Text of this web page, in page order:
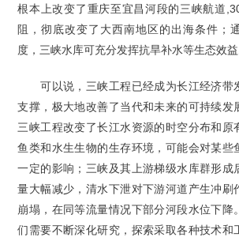
根本上改变了重庆至宜昌河段的三峡航道
阻，彻底改变了大西南地区的出海条件；
度，三峡水库可充分发挥抗旱补水等生态效益
可以说，三峡工程已经成为长江经济带
支撑，极大地改善了当代和未来的可持续发
三峡工程改变了长江水资源的时空分布和原
鱼类和水生生物的生存环境，可能会对某些
一定的影响；三峡及其上游梯级水库群形成
量大幅减少，清水下泄对下游河道产生冲刷
崩塌，在同等流量情况下部分河段水位下降
们需要不断深化研究，探索采取各种技术和